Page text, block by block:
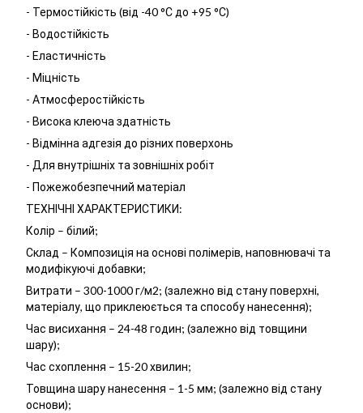
- Термостійкість (від -40 °С до +95 °С)
- Водостійкість
- Еластичність
- Міцність
- Атмосферостійкість
- Висока клеюча здатність
- Відмінна адгезія до різних поверхонь
- Для внутрішніх та зовнішніх робіт
- Пожежобезпечний матеріал
ТЕХНІЧНІ ХАРАКТЕРИСТИКИ:
Колір – білий;
Склад – Композиція на основі полімерів, наповнювачі та
модифікуючі добавки;
Витрати – 300-1000 г/м2; (залежно від стану поверхні,
матеріалу, що приклеюється та способу нанесення);
Час висихання – 24-48 годин; (залежно від товщини
шару);
Час схоплення – 15-20 хвилин;
Товщина шару нанесення – 1-5 мм; (залежно від стану
основи);